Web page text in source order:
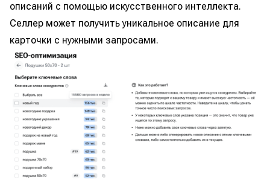
описаний с помощью искусственного интеллекта.
Селлер может получить уникальное описание для
карточки с нужными запросами.